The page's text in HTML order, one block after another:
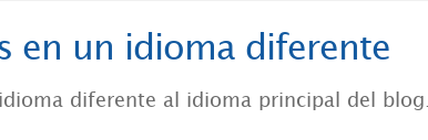
en un idioma diferente
diferente al idioma principal del